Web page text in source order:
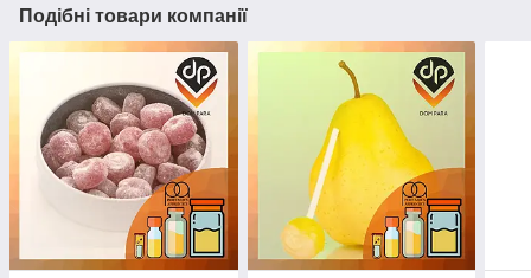
Подібні товари компанії